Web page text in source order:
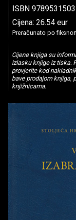
ISBN
Cijena: 26.54 eur
Preračunato po
Cijene knjiga su
izlasku knjige iz tiska.
provjerite kod
bave prodajom knjiga,
knjižnicama.